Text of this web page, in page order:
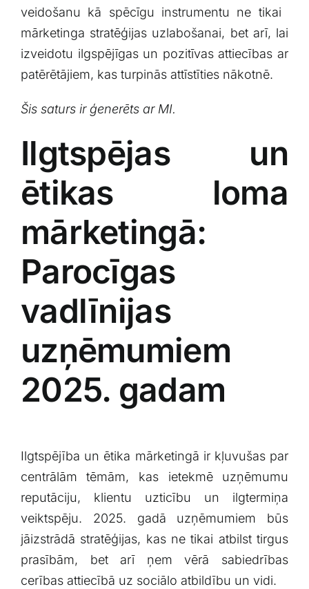
veidošanu kā spēcīgu instrumentu‍ ne tikai ​
mārketinga stratēģijas uzlabošanai, bet arī, ⁢lai
izveidotu ⁣ilgspējīgas un pozitīvas attiecības ar
patērētājiem, kas ‌turpinās attīstīties nākotnē.
Šis saturs ‍ir ģenerēts ar ​MI.
Ilgtspējas un
ētikas loma
mārketingā:⁢
Parocīgas
vadlīnijas
uzņēmumiem
2025. gadam
Ilgtspējība un ‍ētika mārketingā ir kļuvušas ​par
centrālām tēmām, ⁢kas ietekmē uzņēmumu
reputāciju, klientu uzticību un ilgtermiņa
veiktspēju.‌ 2025. gadā ⁣uzņēmumiem būs
jāizstrādā ​stratēģijas, kas ne tikai atbilst tirgus
prasībām, ‍bet arī ņem vērā​ sabiedrības
cerības attiecībā uz sociālo ‍atbildību un vidi.